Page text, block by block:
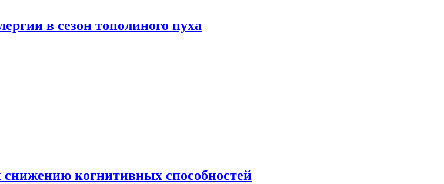
в сезон тополиного пуха
когнитивных способностей